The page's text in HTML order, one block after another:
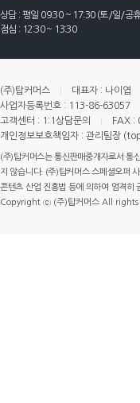
상담 : 평일 09:30 ~ 17:30 (토/일/공
점심 : 12:30 ~ 13:30
(주)탑커머스 대표자 : 나이엽
사업자등록번호 : 113-86-63057
고객센터 : 1:1상담문의
FAX :
개인정보보호책임자 : 관리팀장
(주)탑커머스는 통신판매중개자로서 통
지 않습니다. (주)탑커머스 스페셜오퍼
콘텐츠 산업 진흥법 등에 의하여 엄격히
Copyright ⓒ (주)탑커머스 All rights